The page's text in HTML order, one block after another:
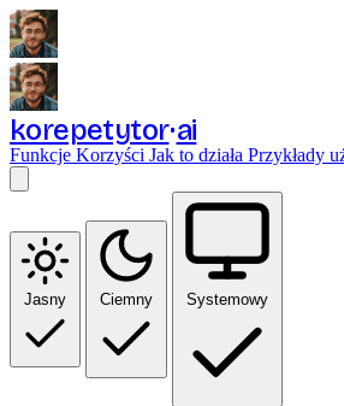
korepetytor ai
Funkcje Korzyści Jak to działa Przykłady
Jasny Ciemny Systemowy